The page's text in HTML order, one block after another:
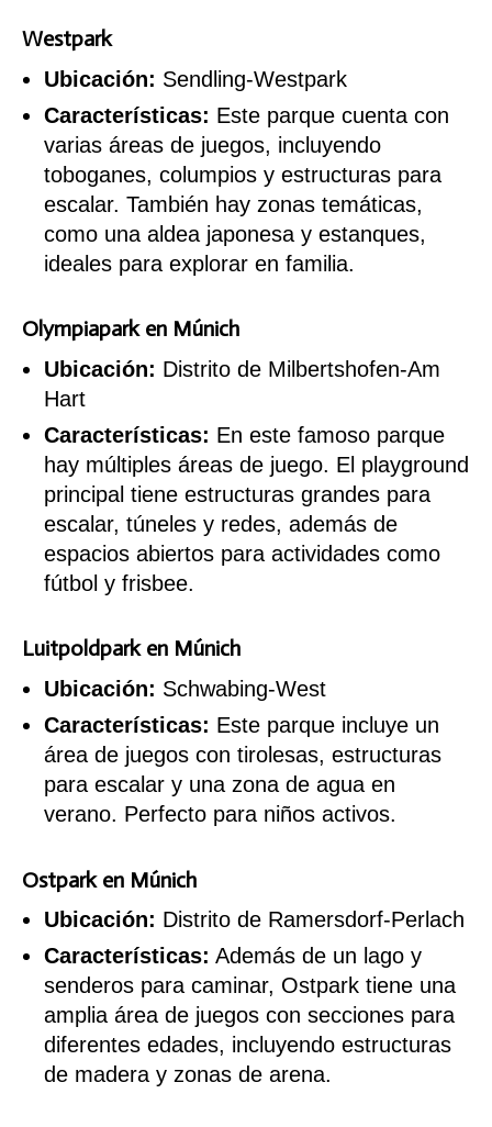
Westpark
Ubicación: Sendling-Westpark
Características: Este parque cuenta con
varias áreas de juegos, incluyendo
toboganes, columpios y estructuras para
escalar. También hay zonas temáticas,
como una aldea japonesa y estanques,
ideales para explorar en familia.
Olympiapark en Múnich
Ubicación: Distrito de Milbertshofen-Am
Hart
Características: En este famoso parque
hay múltiples áreas de juego. El playground
principal tiene estructuras grandes para
escalar, túneles y redes, además de
espacios abiertos para actividades como
fútbol y frisbee.
Luitpoldpark en Múnich
Ubicación: Schwabing-West
Características: Este parque incluye un
área de juegos con tirolesas, estructuras
para escalar y una zona de agua en
verano. Perfecto para niños activos.
Ostpark en Múnich
Ubicación: Distrito de Ramersdorf-Perlach
Características: Además de un lago y
senderos para caminar, Ostpark tiene una
amplia área de juegos con secciones para
diferentes edades, incluyendo estructuras
de madera y zonas de arena.